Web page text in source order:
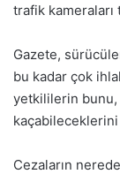
trafik kameraları
Gazete,
bu kadar çok
yetkililerin
kaçabileceklerini
Cezaların